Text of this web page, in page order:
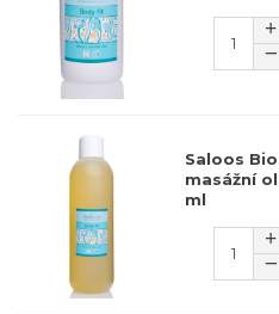
Saloos
masážní
ml